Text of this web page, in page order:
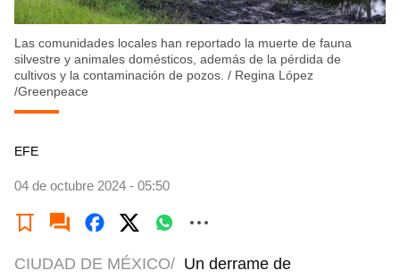
Las comunidades locales han reportado la muerte de fauna
silvestre y animales domésticos, además de la pérdida de
cultivos y la contaminación de pozos. / Regina López
/Greenpeace
EFE
04 de octubre 2024 - 05:50
CIUDAD DE MÉXICO/ Un derrame de